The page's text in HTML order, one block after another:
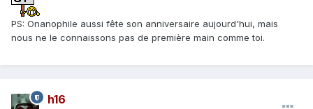
PS: Onanophile aussi fête son anniversaire aujourd'hui, mais
nous ne le connaissons pas de première main comme toi.
h16